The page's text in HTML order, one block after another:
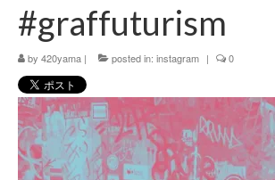
420 shibuya_info
420 shibuya_access
420 shibuya_shop
Instagram:420shibuya_official
About:FOUR TWENTY SHIBUYA
#graffuturism
by 420yama | posted in: instagram | 0